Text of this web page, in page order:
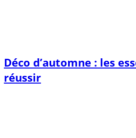
Déco d’automne : les
réussir